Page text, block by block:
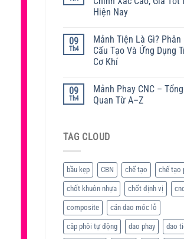
Hiện Nay
09
Th4
Mảnh Tiện Là Gì? Phân
Cấu Tạo Và Ứng Dụng
Cơ Khí
09
Th4
Mảnh Phay CNC – Tổng
Quan Từ A–Z
TAG CLOUD
bầu kẹp CBN chế tạo chế tạo
chốt khuôn nhựa chốt định vị
composite cán dao móc lỗ
câp phôi tự động dao phay dao